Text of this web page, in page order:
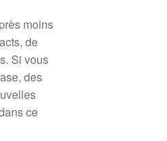
moins
de
Si vous
des
ce